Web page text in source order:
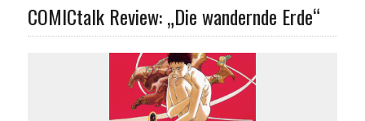
COMICtalk Review: „Die wandernde Erde“